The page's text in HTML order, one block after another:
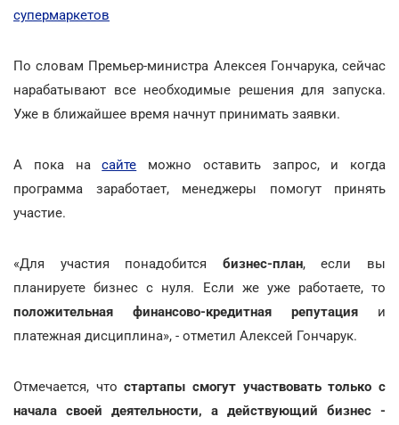
супермаркетов
По словам Премьер-министра Алексея Гончарука, сейчас
нарабатывают все необходимые решения для запуска.
Уже в ближайшее время начнут принимать заявки.
А пока насайте можно оставить запрос, и когда
программа заработает, менеджеры помогут принять
участие.
«Для участия понадобится бизнес-план, если вы
планируете бизнес с нуля. Если же уже работаете, то
положительная финансово-кредитная репутация и
платежная дисциплина», - отметил Алексей Гончарук.
Отмечается, чтостартапы смогут участвовать только с
начала своей деятельности, а действующий бизнес -